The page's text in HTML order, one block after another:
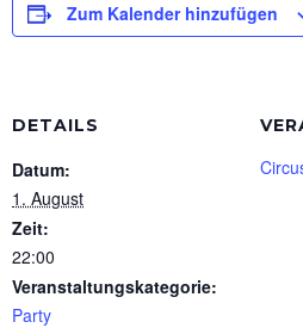
Zum Kalender hinzufügen
DETAILS
Datum:
1. August
Zeit:
22:00
Veranstaltungskategorie:
Party